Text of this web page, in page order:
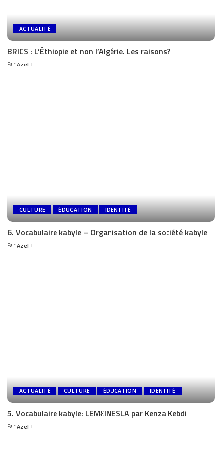
ACTUALITÉ
BRICS : L’Éthiopie et non l’Algérie. Les raisons?
Par Azel
CULTURE ÉDUCATION IDENTITÉ
6. Vocabulaire kabyle – Organisation de la société kabyle
Par Azel
ACTUALITÉ CULTURE ÉDUCATION IDENTITÉ
5. Vocabulaire kabyle: LEMƐINESLA par Kenza Kebdi
Par Azel